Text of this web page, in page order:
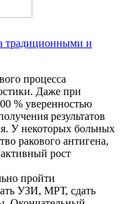
традиционными и
процесса
Даже при
% уверенностью
результатов
У некоторых больных
ракового антигена,
рост
пройти
УЗИ, МРТ, сдать